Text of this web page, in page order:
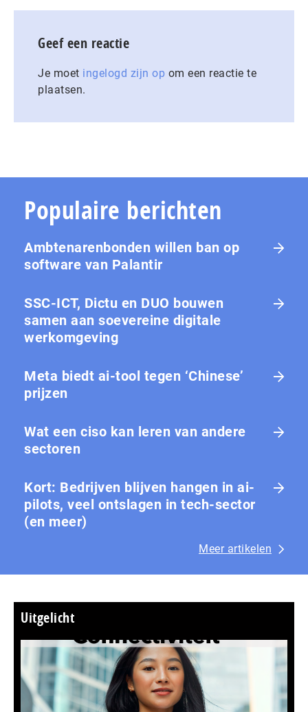
Geef een reactie
Je moet ingelogd zijn op om een reactie te
plaatsen.
Populaire berichten
Ambtenarenbonden willen ban op
software van Palantir
SSC-ICT, Dictu en DUO bouwen
samen aan soevereine digitale
werkomgeving
Meta biedt ai-tool tegen ‘Chinese’
prijzen
Wat een ciso kan leren van andere
sectoren
Kort: Bedrijven blijven hangen in ai-
pilots, veel ontslagen in tech-sector
(en meer)
Meer artikelen
Uitgelicht